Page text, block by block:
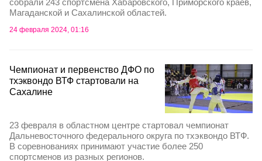
Магаданской и Сахалинской областей.
24 февраля 2024, 01:16
Чемпионат и первенство ДФО по
тхэквондо ВТФ стартовали на
Сахалине
23 февраля в областном центре стартовал чемпионат
Дальневосточного федерального округа по тхэквондо ВТФ.
В соревнованиях принимают участие более 250
спортсменов из разных регионов.